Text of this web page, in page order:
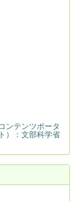
ンテンツポータ
）：文部科学省